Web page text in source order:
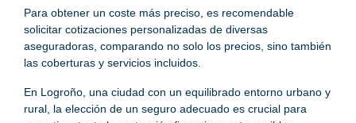
Para obtener un coste más preciso, es recomendable
solicitar cotizaciones personalizadas de diversas
aseguradoras, comparando no solo los precios, sino también
las coberturas y servicios incluidos.
En Logroño, una ciudad con un equilibrado entorno urbano y
rural, la elección de un seguro adecuado es crucial para